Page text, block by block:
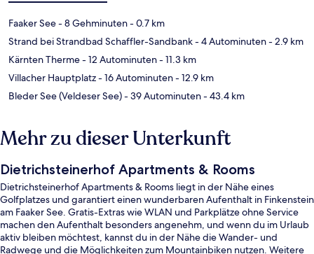
Faaker See- 8 Gehminuten- 0.7 km
Strand bei Strandbad Schaffler-Sandbank- 4 Autominuten- 2.9 km
Kärnten Therme- 12 Autominuten- 11.3 km
Villacher Hauptplatz- 16 Autominuten- 12.9 km
Bleder See (Veldeser See)- 39 Autominuten- 43.4 km
Mehr zu dieser Unterkunft
Dietrichsteinerhof Apartments & Rooms
Dietrichsteinerhof Apartments & Rooms liegt in der Nähe eines
Golfplatzes und garantiert einen wunderbaren Aufenthalt in Finkenstein
am Faaker See. Gratis-Extras wie WLAN und Parkplätze ohne Service
machen den Aufenthalt besonders angenehm, und wenn du im Urlaub
aktiv bleiben möchtest, kannst du in der Nähe die Wander- und
Radwege und die Möglichkeiten zum Mountainbiken nutzen. Weitere